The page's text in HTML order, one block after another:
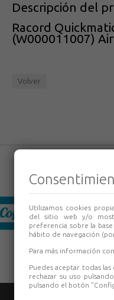
Descripción del
Racord
(W000011007)
Volver
Utilizamos cookies
del sitio web y/o
preferencia sobre la
hábito de navegación
Para más información
Puedes aceptar todas
rechazar su uso
pulsando el botón